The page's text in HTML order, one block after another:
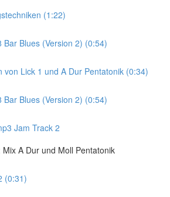
(1:22)
Bar Blues (Version 2) (0:54)
von Lick 1 und A Dur Pentatonik (0:34)
Bar Blues (Version 2) (0:54)
Jam Track 2
A Dur und Moll Pentatonik
(0:31)